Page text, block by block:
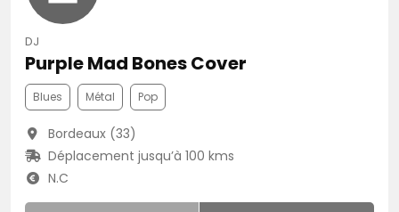
DJ
Purple Mad Bones Cover
Blues Métal Pop
Bordeaux (33)
Déplacement jusqu’à 100 kms
N.C